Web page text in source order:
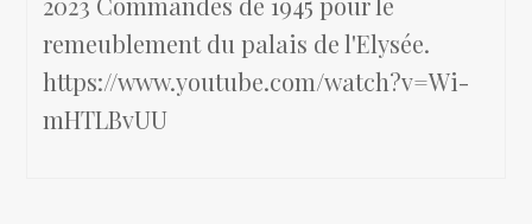
remeublement du palais de l'Elysée.
https://www.youtube.com/watch?v=Wi-
mHTLBvUU